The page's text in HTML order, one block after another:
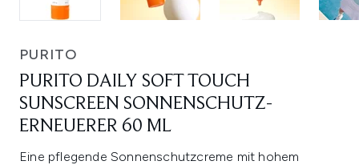
PURITO
PURITO DAILY SOFT TOUCH
SUNSCREEN SONNENSCHUTZ-
ERNEUERER 60 ML
Eine pflegende Sonnenschutzcreme mit hohem